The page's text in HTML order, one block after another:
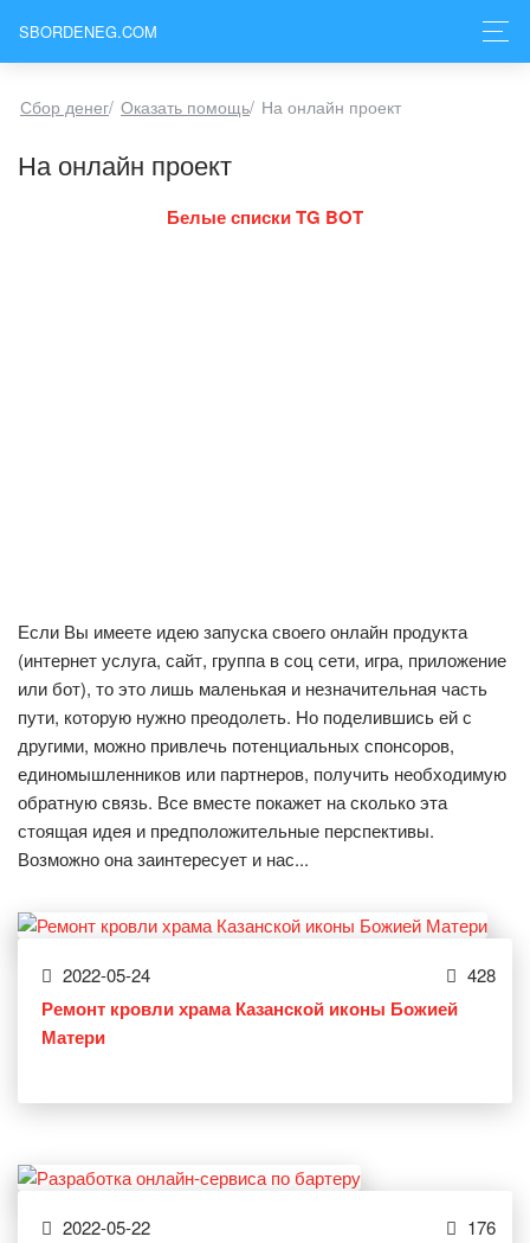
SBORDENEG.COM
Сбор денег/ Оказать помощь/ На онлайн проект
На онлайн проект
Белые списки TG BOT
Если Вы имеете идею запуска своего онлайн продукта
(интернет услуга, сайт, группа в соц сети, игра, приложение
или бот), то это лишь маленькая и незначительная часть
пути, которую нужно преодолеть. Но поделившись ей с
другими, можно привлечь потенциальных спонсоров,
единомышленников или партнеров, получить необходимую
обратную связь. Все вместе покажет на сколько эта
стоящая идея и предположительные перспективы.
Возможно она заинтересует и нас...
2022-05-24 428
Ремонт кровли храма Казанской иконы Божией
Матери
2022-05-22 176